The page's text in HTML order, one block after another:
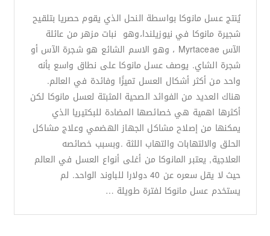
يُنتج عسل مانوكا بواسطة النحل الذي يقوم حصريا بتلقيح
شجيرة مانوكا في نيوزيلندا،وهو نبات مزهر من عائلة
الآس Myrtaceae ، وهو الاسم الشائع هو شجرة الآس أو
شجرة الشاي. يوصف عسل مانوكا على نطاق واسع بأنه
واحد من أكثر أشكال العسل تميزًا وفائدة في العالم.
هناك العديد من الفوائد الصحية المثبتة لعسل مانوكا لكن
أكثرها اهمية هي خصائصها المضادة للبكتيريا الذي
يمكنها من إصلاح مشاكل الجهاز الهضمي وعلاج مشاكل
الحلق والالتهابات والتهاب اللثة .وبسبب خصائصه
العلاجية, يعتبر المانوكا من أغلى أنواع العسل في العالم
حيث لا يقل سعره عن 40 دولارا للباوند الواحد. لم
يستخدم عسل مانوكا لفترة طويلة …